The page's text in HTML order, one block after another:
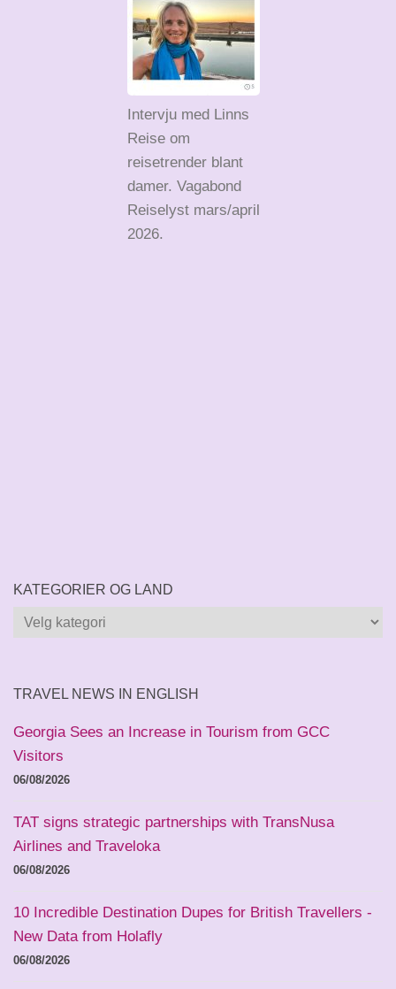
Intervju med Linns
Reise om
reisetrender blant
damer. Vagabond
Reiselyst mars/april
2026.
KATEGORIER OG LAND
Kategorier
TRAVEL NEWS IN ENGLISH
Georgia Sees an Increase in Tourism from GCC
Visitors
06/08/2026
TAT signs strategic partnerships with TransNusa
Airlines and Traveloka
06/08/2026
10 Incredible Destination Dupes for British Travellers -
New Data from Holafly
06/08/2026